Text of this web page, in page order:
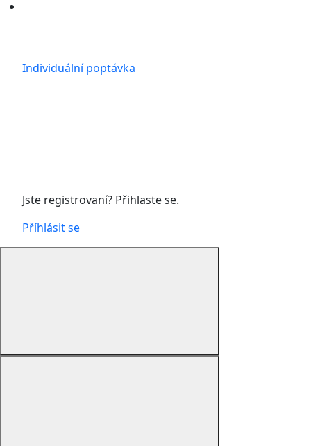
Individuální poptávka
Jste registrovaní? Přihlaste se.
Příhlásit se